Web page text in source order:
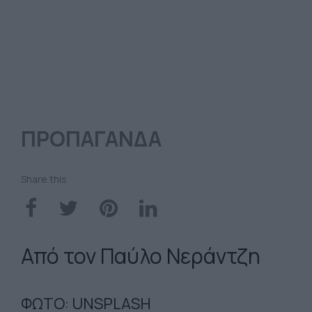
ΠΡΟΠΑΓΑΝΔΑ
Share this
Από τον Παύλο Νεράντζη
ΦΩΤΟ: UNSPLASH